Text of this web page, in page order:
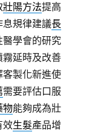
壯陽方法提高
息規律建議長
學會的研究
霧延時及改善
客製化新進使
需要評估口服
物能夠成為壯
效生髮產品增